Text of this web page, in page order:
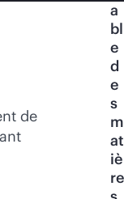
de
a
bl
e
d
e
s
m
at
iè
re